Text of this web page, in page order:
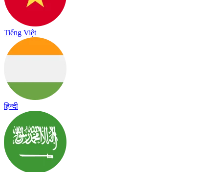
Tiếng Việt
हिन्दी